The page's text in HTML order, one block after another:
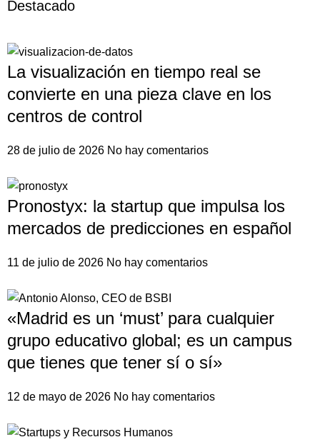
Destacado
La visualización en tiempo real se
convierte en una pieza clave en los
centros de control
28 de julio de 2026 No hay comentarios
Pronostyx: la startup que impulsa los
mercados de predicciones en español
11 de julio de 2026 No hay comentarios
«Madrid es un ‘must’ para cualquier
grupo educativo global; es un campus
que tienes que tener sí o sí»
12 de mayo de 2026 No hay comentarios